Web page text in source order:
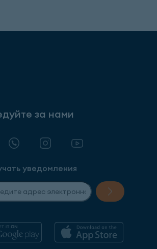
за нами
уведомления